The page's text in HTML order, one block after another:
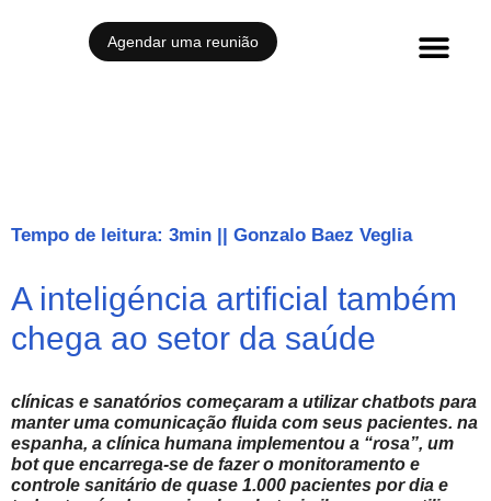
Agendar uma reunião
Tempo de leitura: 3min || Gonzalo Baez Veglia
A inteligéncia artificial também
chega ao setor da saúde
clínicas e sanatórios começaram a utilizar chatbots para
manter uma comunicação fluida com seus pacientes. na
espanha, a clínica humana implementou a “rosa”, um
bot que encarrega-se de fazer o monitoramento e
controle sanitário de quase 1.000 pacientes por dia e